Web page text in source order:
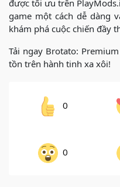
được tối ưu trên
game một cách dễ dàng
khám phá cuộc chiến đầy
Tải ngay Brotato:
tồn trên hành tinh xa xôi!
0
0